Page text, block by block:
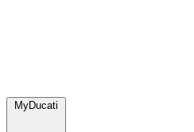
MyDucati